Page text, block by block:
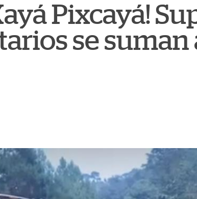
Pixcayá!
se suman